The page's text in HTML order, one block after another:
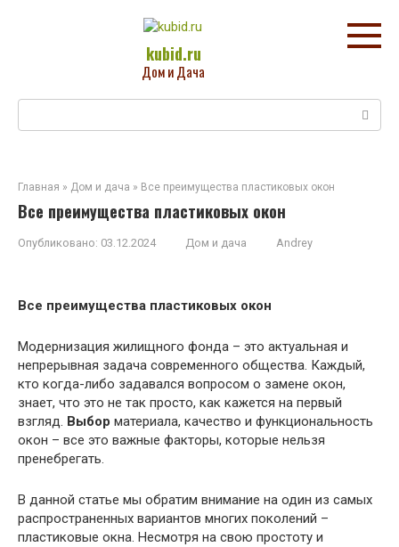
kubid.ru
Дом и Дача
Главная » Дом и дача » Все преимущества пластиковых окон
Все преимущества пластиковых окон
Опубликовано: 03.12.2024 Дом и дача Andrey
Все преимущества пластиковых окон
Модернизация жилищного фонда – это актуальная и
непрерывная задача современного общества. Каждый,
кто когда-либо задавался вопросом о замене окон,
знает, что это не так просто, как кажется на первый
взгляд. Выбор материала, качество и функциональность
окон – все это важные факторы, которые нельзя
пренебрегать.
В данной статье мы обратим внимание на один из самых
распространенных вариантов многих поколений –
пластиковые окна. Несмотря на свою простоту и